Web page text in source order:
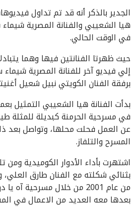
الجدير بالذكر أنه قد تم تداول
هيا الشعيبي والفنانة المصرية
في الوقت الحالي.
حيث ظهرتا الفنانتين فيها وهما
إلي فيديو آخر للفنانة المصرية
برفقة الفنان الكويتي نبيل شعيل
بدأت الفنانة هيا الشعيبي التمثيل
في مسرحية الحرمنة كبديلة للمثلة
عن العمل فحلت محلها، وتواصل بعد
المسرح والتلفاز.
اشتهرت بأداء الأدوار الكوميدية ومن
بثنائي شكلته مع الفنان طارق
من عام 2001 من خلال مسرحية
بعدها معه العديد من الاعمال في